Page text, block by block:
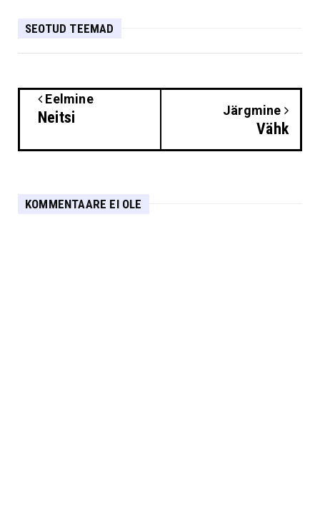
SEOTUD TEEMAD
Eelmine
Neitsi Järgmine
Vähk
KOMMENTAARE EI OLE